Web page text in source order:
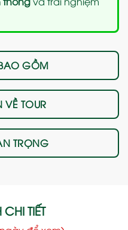
TIẾT
GỒM
VỀ TOUR
TRỌNG